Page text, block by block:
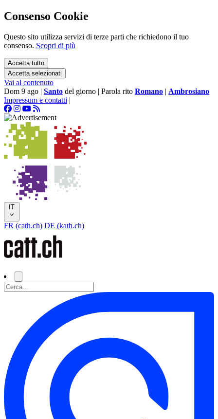
Consenso Cookie
Questo sito utilizza servizi di terze parti che richiedono il tuo
consenso. Scopri di più
Accetta tutto
Accetta selezionati
Vai al contenuto
Dom 9 ago | Santo del giorno | Parola rito Romano | Ambrosiano
Impressum e contatti |
IT
FR (cath.ch) DE (kath.ch)